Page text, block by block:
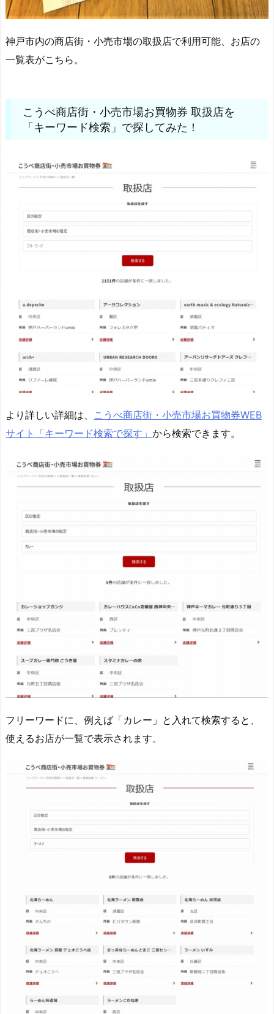
神戸市内の商店街・小売市場の取扱店で利用可能、お店の
一覧表がこちら。
こうべ商店街・小売市場お買物券 取扱店を
「キーワード検索」で探してみた！
より詳しい詳細は、 こうべ商店街・小売市場お買物券WEB
サイト「キーワード検索で探す」 から検索できます。
フリーワードに、例えば「カレー」と入れて検索すると、
使えるお店が一覧で表示されます。